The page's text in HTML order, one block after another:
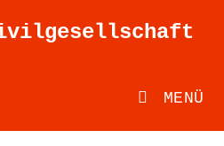
MENÜ